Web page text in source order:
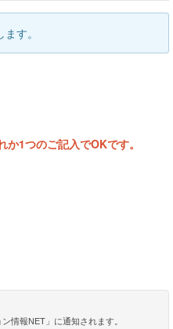
す。
1つのご記入でOKです。
情報NET」に通知されます。